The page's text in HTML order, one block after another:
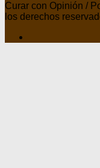
Curar con Opinión /
los derechos